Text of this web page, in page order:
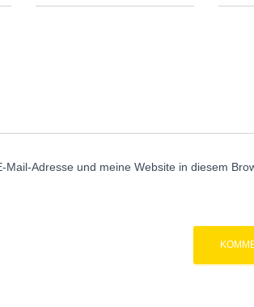
Mail-Adresse und meine Website in diesem